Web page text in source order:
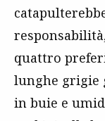
quattro
lunghe grigie
in buie e